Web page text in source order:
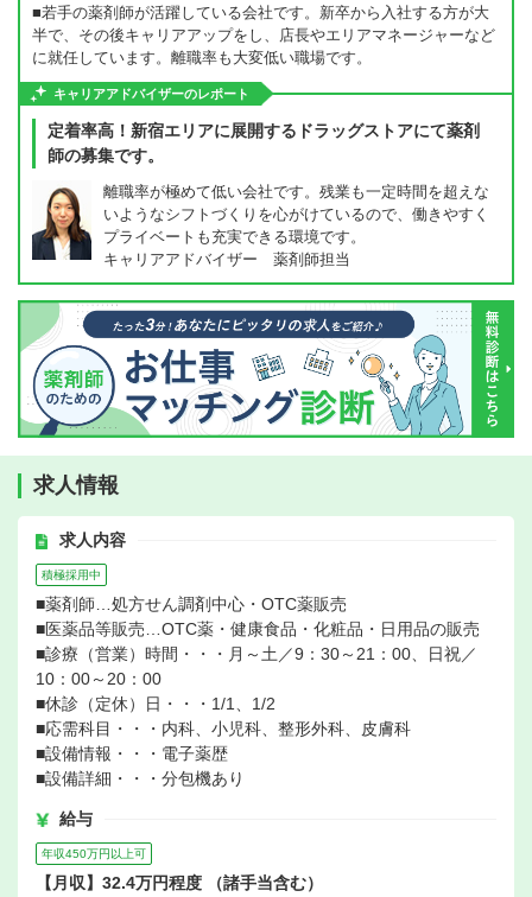
■若手の薬剤師が活躍している会社です。新卒から入社する方が大
半で、その後キャリアアップをし、店長やエリアマネージャーなど
に就任しています。離職率も大変低い職場です。
キャリアアドバイザーのレポート
定着率高！新宿エリアに展開するドラッグストアにて薬剤
師の募集です。
離職率が極めて低い会社です。残業も一定時間を超えな
いようなシフトづくりを心がけているので、働きやすく
プライベートも充実できる環境です。
キャリアアドバイザー 薬剤師担当
求人情報
求人内容
積極採用中
■薬剤師…処方せん調剤中心・OTC薬販売
■医薬品等販売…OTC薬・健康食品・化粧品・日用品の販売
■診療（営業）時間・・・月～土／9：30～21：00、日祝／
10：00～20：00
■休診（定休）日・・・1/1、1/2
■応需科目・・・内科、小児科、整形外科、皮膚科
■設備情報・・・電子薬歴
■設備詳細・・・分包機あり
給与
年収450万円以上可
【月収】32.4万円程度 （諸手当含む）